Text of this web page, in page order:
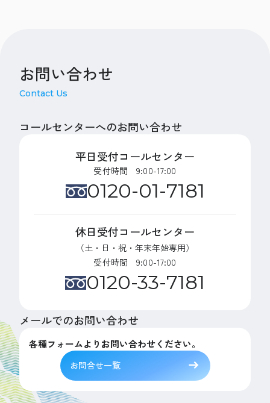
お問い合わせ
Contact Us
コールセンターへのお問い合わせ
平日受付コールセンター
受付時間 9:00-17:00
0120-01-7181
休日受付コールセンター
（土・日・祝・年末年始専用）
受付時間 9:00-17:00
0120-33-7181
メールでのお問い合わせ
各種フォームよりお問い合わせください。
お問合せ一覧